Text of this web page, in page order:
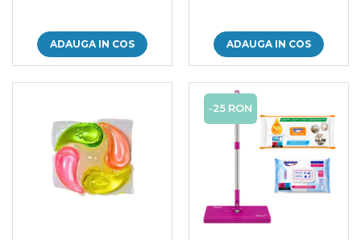
ADAUGA IN COS ADAUGA IN COS
-25 RON